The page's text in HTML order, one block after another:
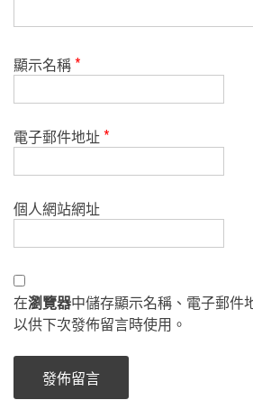
顯示名稱*
電子郵件地址*
個人網站網址
在瀏覽器中儲存顯示名稱、電子郵件
以供下次發佈留言時使用。